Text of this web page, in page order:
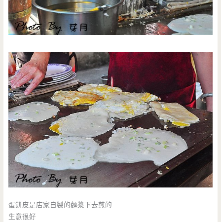
蛋餅皮是店家自製的麵漿下去煎的
生意很好